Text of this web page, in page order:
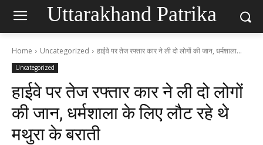
Uttarakhand Patrika
Home Uncategorized हाईवे पर तेज रफ्तार कार ने ली दो लोगों की जान, धर्मशाला...
Uncategorized
हाईवे पर तेज रफ्तार कार ने ली दो लोगों
की जान, धर्मशाला के लिए लौट रहे थे
मथुरा के बराती